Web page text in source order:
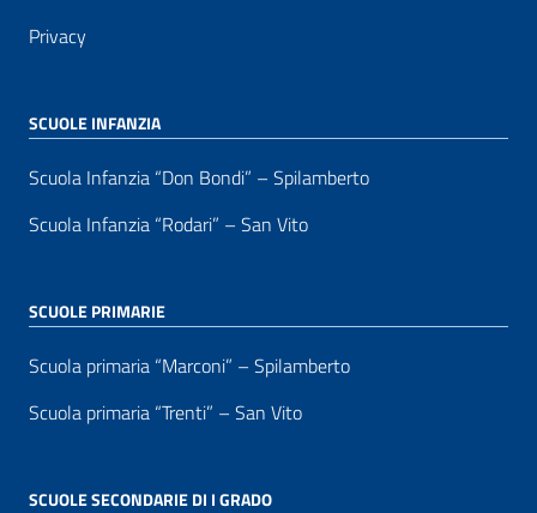
Privacy
SCUOLE INFANZIA
Scuola Infanzia “Don Bondi” – Spilamberto
Scuola Infanzia “Rodari” – San Vito
SCUOLE PRIMARIE
Scuola primaria “Marconi” – Spilamberto
Scuola primaria “Trenti” – San Vito
SCUOLE SECONDARIE DI I GRADO